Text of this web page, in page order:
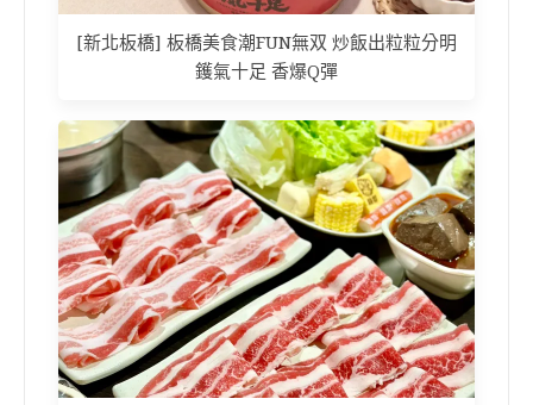
[新北板橋] 板橋美食潮FUN無双 炒飯出粒粒分明
鑊氣十足 香爆Q彈